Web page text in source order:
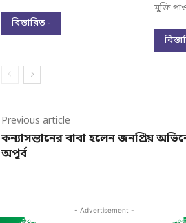
বিস্তারিত -
মুক্তি
Previous article
কন্যাসন্তানের বাবা হলেন জনপ্রিয়
অপূর্ব
- Advertisement -